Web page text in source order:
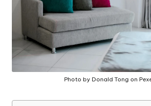
Photo by Donald Tong on